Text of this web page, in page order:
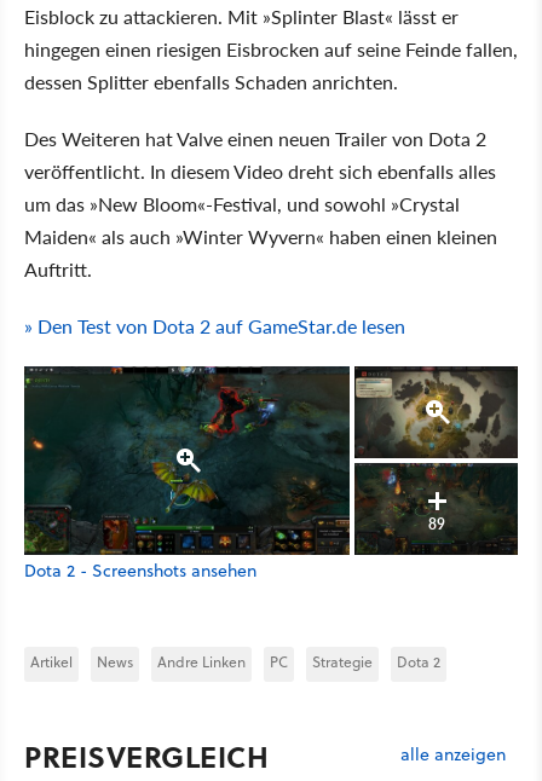
Eisblock zu attackieren. Mit »Splinter Blast« lässt er
hingegen einen riesigen Eisbrocken auf seine Feinde fallen,
dessen Splitter ebenfalls Schaden anrichten.
Des Weiteren hat Valve einen neuen Trailer von Dota 2
veröffentlicht. In diesem Video dreht sich ebenfalls alles
um das »New Bloom«-Festival, und sowohl »Crystal
Maiden« als auch »Winter Wyvern« haben einen kleinen
Auftritt.
» Den Test von Dota 2 auf GameStar.de lesen
89
Dota 2 - Screenshots ansehen
Artikel News Andre Linken PC Strategie Dota 2
PREISVERGLEICH alle anzeigen